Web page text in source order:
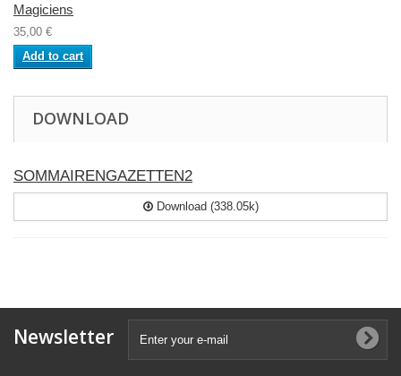
Magiciens
35,00 €
Add to cart
DOWNLOAD
SOMMAIRENGAZETTEN2
Download (338.05k)
Newsletter